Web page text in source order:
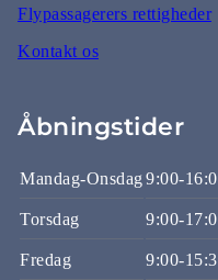
Flypassagerers rettigheder
Kontakt os
Åbningstider
Mandag-Onsdag9:00-
Torsdag 9:00-
Fredag 9:00-